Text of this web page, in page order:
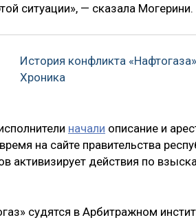
ситуации», — сказала Могерини.
История конфликта
Хроника
начали описание и
на сайте правительства
активизирует действия по
судятся в Арбитражном